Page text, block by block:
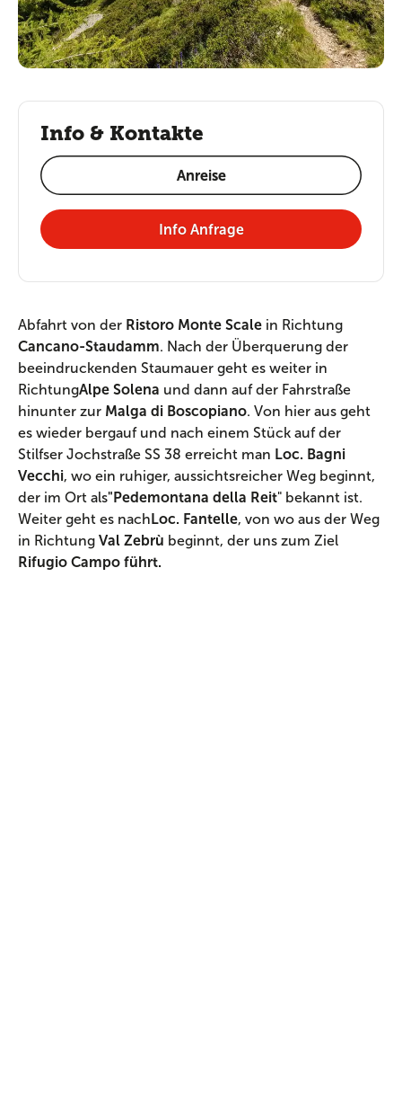
Abfahrt von der Ristoro Monte Scale in Richtung
Cancano-Staudamm. Nach der Überquerung der
beeindruckenden Staumauer geht es weiter in
RichtungAlpe Solena und dann auf der Fahrstraße
hinunter zur Malga di Boscopiano. Von hier aus geht
es wieder bergauf und nach einem Stück auf der
Stilfser Jochstraße SS 38 erreicht man Loc. Bagni
Vecchi, wo ein ruhiger, aussichtsreicher Weg beginnt,
der im Ort als"Pedemontana della Reit" bekannt ist.
Weiter geht es nach Loc. Fantelle, von wo aus der Weg
in Richtung Val Zebrù beginnt, der uns zum Ziel
Rifugio Campo führt.
Info & Kontakte
Anreise
Info Anfrage